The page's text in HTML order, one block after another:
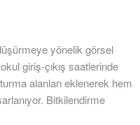
yönelik görsel
giriş-çıkış saatlerinde
alanları eklenerek hem
Bitkilendirme